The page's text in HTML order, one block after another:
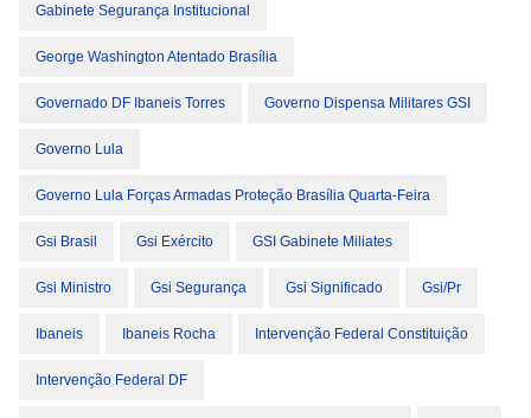
Gabinete Segurança Institucional
George Washington Atentado Brasília
Governado DF Ibaneis Torres Governo Dispensa Militares GSI
Governo Lula
Governo Lula Forças Armadas Proteção Brasília Quarta-Feira
Gsi Brasil Gsi Exército GSI Gabinete Miliates
Gsi Ministro Gsi Segurança Gsi Significado Gsi/pr
Ibaneis Ibaneis Rocha Intervenção Federal Constituição
Intervenção Federal DF